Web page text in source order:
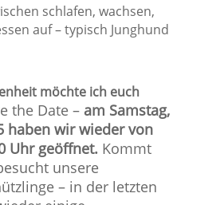
schlafen, wachsen,
auf – typisch Junghund
möchte ich euch
the Date – am Samstag,
haben wir wieder von
Uhr geöffnet.Kommt
unsere
– in der letzten